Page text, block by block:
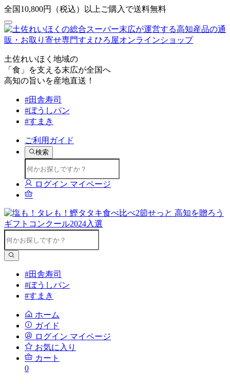
全国10,800円（税込）以上ご購入で送料無料
土佐れいほく地域の
「食」を支える末広が全国へ
高知の旨いを産地直送！
#田舎寿司
#ぼうしパン
#すまき
ご利用ガイド
検索
ログイン マイページ
#田舎寿司
#ぼうしパン
#すまき
ホーム
ガイド
ログイン マイページ
お気に入り
カート
0